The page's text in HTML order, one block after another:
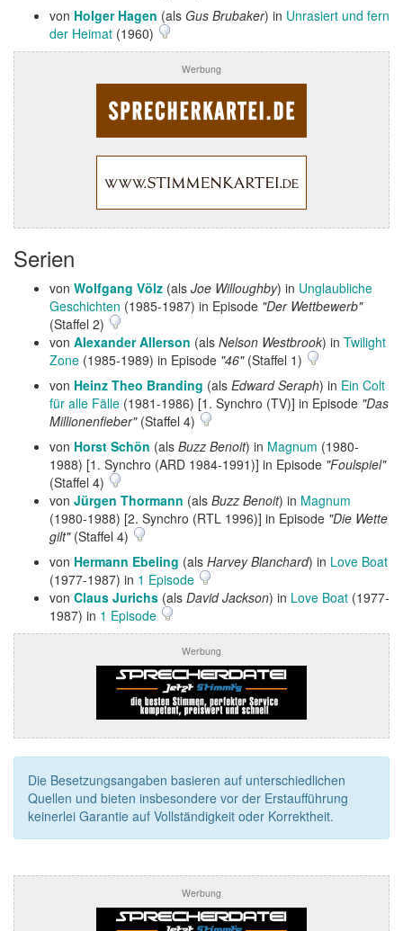
von Holger Hagen (als Gus Brubaker) in Unrasiert und fern
der Heimat (1960)
Werbung
Serien
von Wolfgang Völz (als Joe Willoughby) in Unglaubliche
Geschichten (1985-1987) in Episode "Der Wettbewerb"
(Staffel 2)
von Alexander Allerson (als Nelson Westbrook) in Twilight
Zone (1985-1989) in Episode "46"(Staffel 1)
von Heinz Theo Branding (als Edward Seraph) in Ein Colt
für alle Fälle (1981-1986) [1. Synchro (TV)] in Episode "Das
Millionenfieber"(Staffel 4)
von Horst Schön (als Buzz Benoit) in Magnum (1980-
1988) [1. Synchro (ARD 1984-1991)] in Episode "Foulspiel"
(Staffel 4)
von Jürgen Thormann (als Buzz Benoit) in Magnum
(1980-1988) [2. Synchro (RTL 1996)] in Episode "Die Wette
gilt"(Staffel 4)
von Hermann Ebeling (als Harvey Blanchard) in Love Boat
(1977-1987) in 1 Episode
von Claus Jurichs (als David Jackson) in Love Boat (1977-
1987) in 1 Episode
Werbung
Die Besetzungsangaben basieren auf unterschiedlichen
Quellen und bieten insbesondere vor der Erstaufführung
keinerlei Garantie auf Vollständigkeit oder Korrektheit.
Werbung